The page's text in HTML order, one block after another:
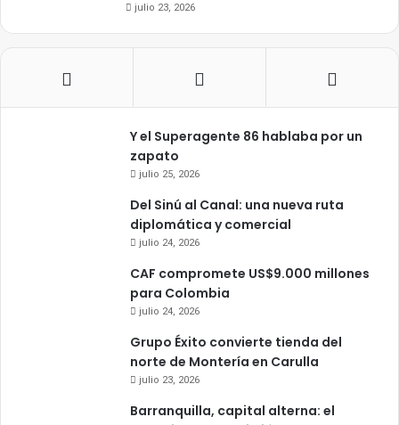
julio 23, 2026
Y el Superagente 86 hablaba por un
zapato
julio 25, 2026
Del Sinú al Canal: una nueva ruta
diplomática y comercial
julio 24, 2026
CAF compromete US$9.000 millones
para Colombia
julio 24, 2026
Grupo Éxito convierte tienda del
norte de Montería en Carulla
julio 23, 2026
Barranquilla, capital alterna: el